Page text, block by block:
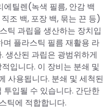
에틸렌(녹색 필름, 안감 백
조 백, 포장 백, 묶는 끈 등)
틱 과립을 생산하는 장치입
플라스틱 필름 재활용 라
생산된 과립은 광범위하게
입니다. 이 장비는 분쇄 및
사용됩니다. 분쇄 및 세척된
입될 수 있습니다. 간단한
틱에 적합합니다.